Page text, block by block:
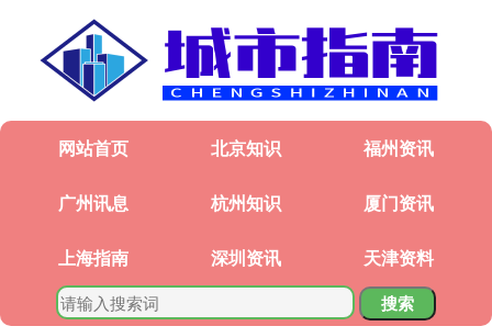
网站首页 北京知识 福州资讯
广州讯息 杭州知识 厦门资讯
上海指南 深圳资讯 天津资料
搜索